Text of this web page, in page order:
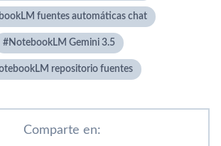
fuentes automáticas chat
NotebookLM Gemini 3.5
repositorio fuentes
Comparte en: